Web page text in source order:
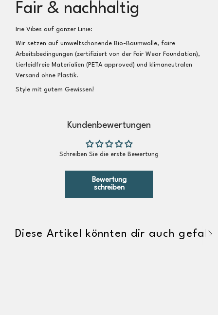
Fair & nachhaltig
Irie Vibes auf ganzer Linie:
Wir setzen auf umweltschonende Bio-Baumwolle, faire
Arbeitsbedingungen (zertifiziert von der Fair Wear Foundation),
tierleidfreie Materialien (PETA approved) und klimaneutralen
Versand ohne Plastik.
Style mit gutem Gewissen!
Kundenbewertungen
Schreiben Sie die erste Bewertung
Bewertung
schreiben
Diese Artikel könnten dir auch